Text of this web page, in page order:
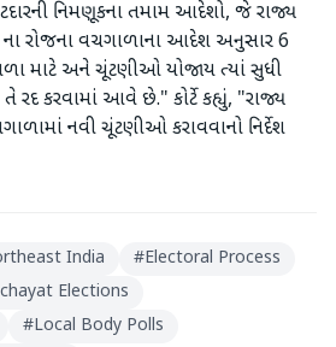
નિમણૂકના તમામ આદેશો, જે રાજ્ય
ના રોજના વચગાળાના આદેશ અનુસાર 6
માટે અને ચૂંટણીઓ યોજાય ત્યાં સુધી
રદ કરવામાં આવે છે." કોર્ટે કહ્યું, "રાજ્ય
નવી ચૂંટણીઓ કરાવવાનો નિર્દેશ
India #Electoral Process
Elections
#Local Body Polls